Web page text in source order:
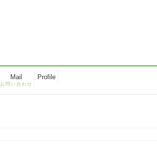
Mail
お問い合わせ
Profile